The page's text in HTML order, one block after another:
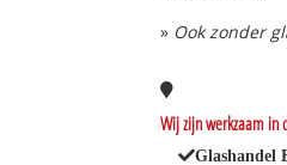
» Ook zonder
Wij zijn werkzaam in
Glashandel